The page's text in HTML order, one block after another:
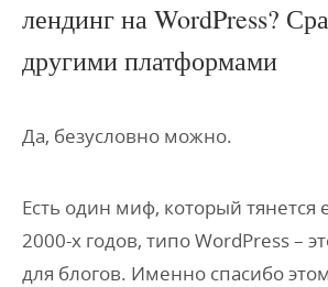
лендинг на WordPress?
другими платформами
Да, безусловно можно.
Есть один миф, который тянется
2000-х годов, типо WordPress –
для блогов. Именно спасибо